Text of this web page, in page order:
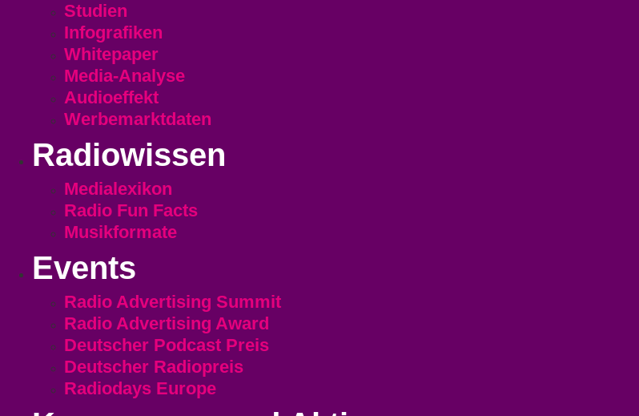
Studien
Infografiken
Whitepaper
Media-Analyse
Audioeffekt
Werbemarktdaten
Radiowissen
Medialexikon
Radio Fun Facts
Musikformate
Events
Radio Advertising Summit
Radio Advertising Award
Deutscher Podcast Preis
Deutscher Radiopreis
Radiodays Europe